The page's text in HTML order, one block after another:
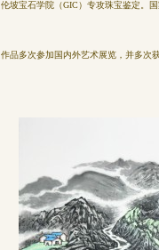
伦坡宝石学院（GIC）专攻珠宝鉴定。
作品多次参加国内外艺术展览，并多次